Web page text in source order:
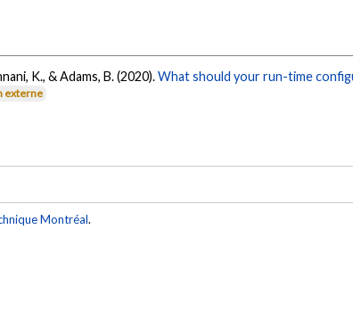
K., & Adams, B. (2020).What should your run-time
externe
Montréal.